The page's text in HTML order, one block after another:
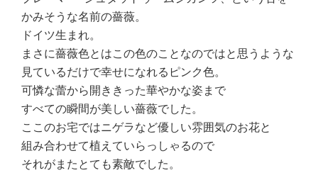
かみそうな名前の薔薇。
ドイツ生まれ。
まさに薔薇色とはこの色のことなのではと思うような
見ているだけで幸せになれるピンク色。
可憐な蕾から開ききった華やかな姿まで
すべての瞬間が美しい薔薇でした。
ここのお宅ではニゲラなど優しい雰囲気のお花と
組み合わせて植えていらっしゃるので
それがまたとても素敵でした。